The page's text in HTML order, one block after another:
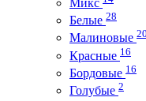
Белые 28
Малиновые 20
Красные 16
Бордовые 16
Голубые 2